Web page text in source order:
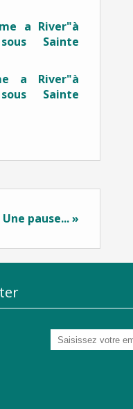
a River"à
Sainte
Une pause... »